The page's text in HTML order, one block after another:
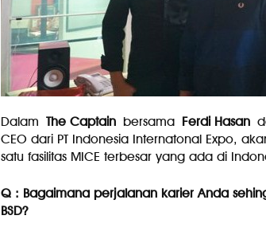
Dalam The Captainbersama Ferdi Hasan
CEO dari PT Indonesia Internatonal Expo,
satu fasilitas MICE terbesar yang ada di
Q : Bagaimana perjalanan karier Anda
BSD?